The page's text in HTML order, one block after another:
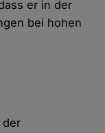
er in der
bei hohen
der